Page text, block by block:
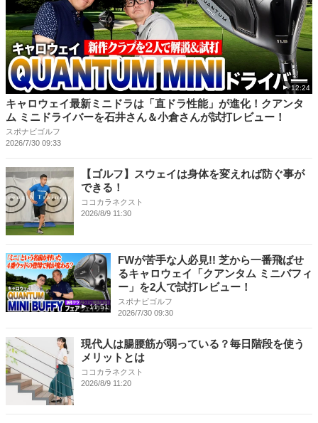
12:24
キャロウェイ最新ミニドラは「直ドラ性能」が進化！クアンタ
ム ミニドライバーを石井さん＆小倉さんが試打レビュー！
スポナビゴルフ
2026/7/30 09:33
【ゴルフ】スウェイは身体を変えれば防ぐ事が
できる！
ココカラネクスト
2026/8/9 11:30
11:51
FWが苦手な人必見!! 芝から一番飛ばせ
るキャロウェイ「クアンタム ミニバフィ
ー」を2人で試打レビュー！
スポナビゴルフ
2026/7/30 09:30
現代人は腸腰筋が弱っている？毎日階段を使う
メリットとは
ココカラネクスト
2026/8/9 11:20